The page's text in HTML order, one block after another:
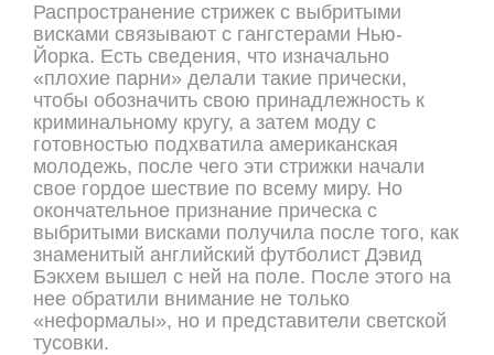
Распространение стрижек с выбритыми
висками связывают с гангстерами Нью-
Йорка. Есть сведения, что изначально
«плохие парни» делали такие прически,
чтобы обозначить свою принадлежность к
криминальному кругу, а затем моду с
готовностью подхватила американская
молодежь, после чего эти стрижки начали
свое гордое шествие по всему миру. Но
окончательное признание прическа с
выбритыми висками получила после того, как
знаменитый английский футболист Дэвид
Бэкхем вышел с ней на поле. После этого на
нее обратили внимание не только
«неформалы», но и представители светской
тусовки.